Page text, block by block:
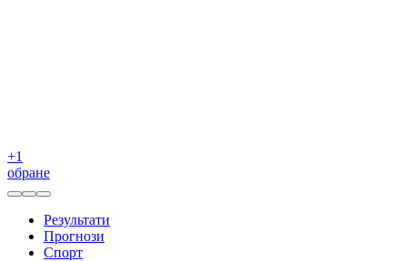
+1
обране
Результати
Прогнози
Спорт